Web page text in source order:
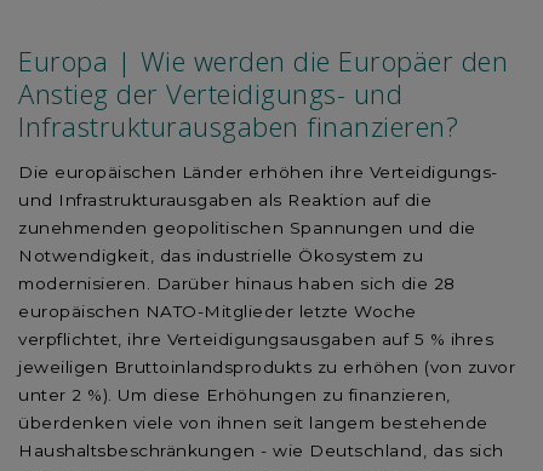
Europa | Wie werden die Europäer den
Anstieg der Verteidigungs- und
Infrastrukturausgaben finanzieren?
Die europäischen Länder erhöhen ihre Verteidigungs-
und Infrastrukturausgaben als Reaktion auf die
zunehmenden geopolitischen Spannungen und die
Notwendigkeit, das industrielle Ökosystem zu
modernisieren. Darüber hinaus haben sich die 28
europäischen NATO-Mitglieder letzte Woche
verpflichtet, ihre Verteidigungsausgaben auf 5 % ihres
jeweiligen Bruttoinlandsprodukts zu erhöhen (von zuvor
unter 2 %). Um diese Erhöhungen zu finanzieren,
überdenken viele von ihnen seit langem bestehende
Haushaltsbeschränkungen - wie Deutschland, das sich